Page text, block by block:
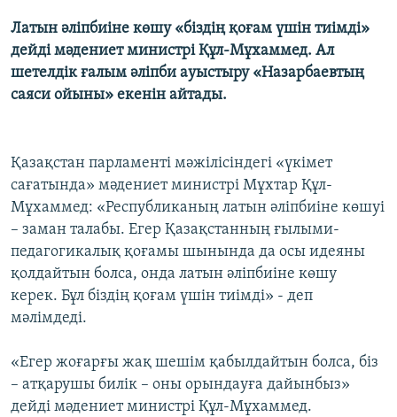
Латын әліпбиіне көшу «біздің қоғам үшін тиімді»
дейді мәдениет министрі Құл-Мұхаммед. Ал
шетелдік ғалым әліпби ауыстыру «Назарбаевтың
саяси ойыны» екенін айтады.
Қазақстан парламенті мәжілісіндегі «үкімет
сағатында» мәдениет министрі Мұхтар Құл-
Мұхаммед: «Республиканың латын әліпбиіне көшуі
– заман талабы. Егер Қазақстанның ғылыми-
педагогикалық қоғамы шынында да осы идеяны
қолдайтын болса, онда латын әліпбиіне көшу
керек. Бұл біздің қоғам үшін тиімді» - деп
мәлімдеді.
«Егер жоғарғы жақ шешім қабылдайтын болса, біз
– атқарушы билік – оны орындауға дайынбыз»
дейді мәдениет министрі Құл-Мұхаммед.